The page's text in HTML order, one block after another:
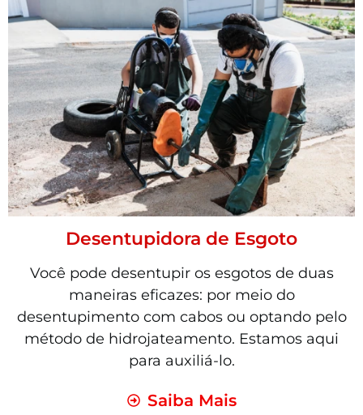
Desentupidora de Esgoto
Você pode desentupir os esgotos de duas
maneiras eficazes: por meio do
desentupimento com cabos ou optando pelo
método de hidrojateamento. Estamos aqui
para auxiliá-lo.
Saiba Mais